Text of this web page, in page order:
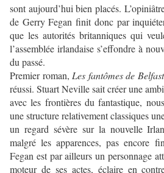
sont aujourd’hui bien placés.
de Gerry Fegan finit donc par
que les autorités britanniques qui
l’assemblée irlandaise s’effondre à
du passé.
Premier roman, Les fantômes de Belfast
réussi. Stuart Neville sait créer une
avec les frontières du fantastique,
une structure relativement classiques
un regard sévère sur la nouvelle
malgré les apparences, pas encore
Fegan est par ailleurs un personnage
moteur de ses actes, éclaire en